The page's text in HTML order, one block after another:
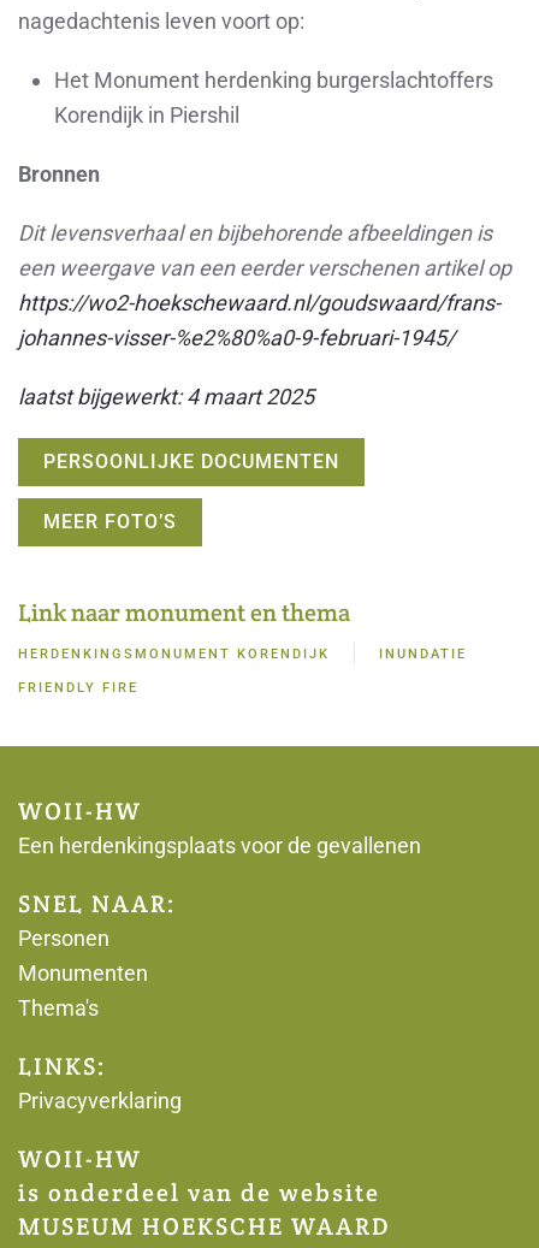
nagedachtenis leven voort op:
Het Monument herdenking burgerslachtoffers
Korendijk in Piershil
Bronnen
Dit levensverhaal en bijbehorende afbeeldingen is
een weergave van een eerder verschenen artikel op
https://wo2-hoekschewaard.nl/goudswaard/frans-
johannes-visser-%e2%80%a0-9-februari-1945/
laatst bijgewerkt: 4 maart 2025
PERSOONLIJKE DOCUMENTEN
MEER FOTO’S
Link naar monument en thema
HERDENKINGSMONUMENT KORENDIJK INUNDATIE
FRIENDLY FIRE
WOII-HW
Een herdenkingsplaats voor de gevallenen
SNEL NAAR:
Personen
Monumenten
Thema's
LINKS:
Privacyverklaring
WOII-HW
is onderdeel van de website
MUSEUM HOEKSCHE WAARD